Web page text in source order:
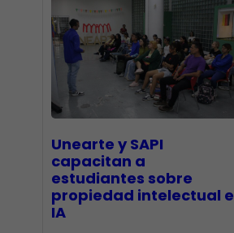
Unearte y SAPI
capacitan a
estudiantes sobre
propiedad intelectual e
IA